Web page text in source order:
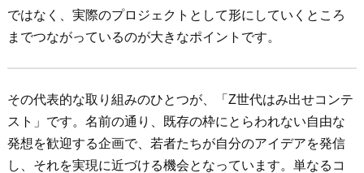
ではなく、実際のプロジェクトとして形にしていくところ
までつながっているのが大きなポイントです。
その代表的な取り組みのひとつが、「Z世代はみ出せコンテ
スト」です。名前の通り、既存の枠にとらわれない自由な
発想を歓迎する企画で、若者たちが自分のアイデアを発信
し、それを実現に近づける機会となっています。単なるコ